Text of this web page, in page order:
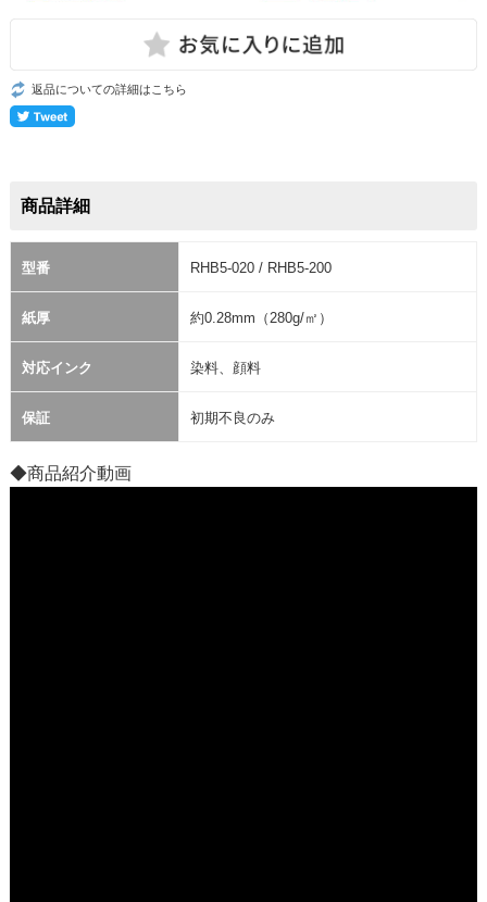
返品についての詳細はこちら
商品詳細
型番 RHB5-020 / RHB5-200
紙厚 約0.28mm（280g/㎡）
対応インク 染料、顔料
保証 初期不良のみ
◆商品紹介動画